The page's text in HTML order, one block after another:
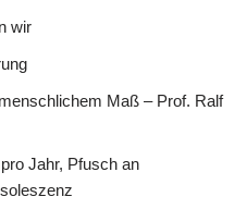
wir
Maß – Prof. Ralf
Jahr, Pfusch an